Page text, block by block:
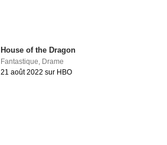
House of the Dragon
Fantastique Drame
21 août 2022 sur HBO